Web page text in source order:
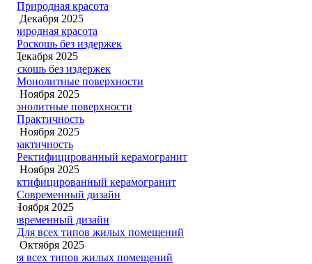
18 Декабря 2025
Природная красота
7 Декабря 2025
Роскошь без издержек
30 Ноября 2025
Монолитные поверхности
20 Ноября 2025
Практичность
13 Ноября 2025
Ректифицированный керамогранит
3 Ноября 2025
Современный дизайн
27 Октября 2025
Для всех типов жилых помещений